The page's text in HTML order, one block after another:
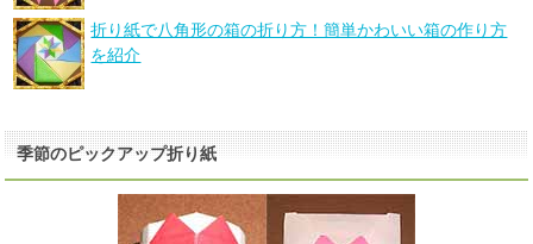
折り紙で八角形の箱の折り方！簡単かわいい箱の作り方
を紹介
季節のピックアップ折り紙